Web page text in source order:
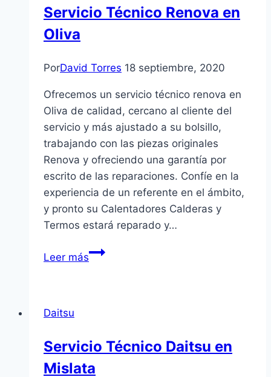
Servicio Técnico Renova en
Oliva
PorDavid Torres 18 septiembre, 2020
Ofrecemos un servicio técnico renova en
Oliva de calidad, cercano al cliente del
servicio y más ajustado a su bolsillo,
trabajando con las piezas originales
Renova y ofreciendo una garantía por
escrito de las reparaciones. Confíe en la
experiencia de un referente en el ámbito,
y pronto su Calentadores Calderas y
Termos estará reparado y…
Leer másServicio
Daitsu
Servicio Técnico Daitsu en
Mislata